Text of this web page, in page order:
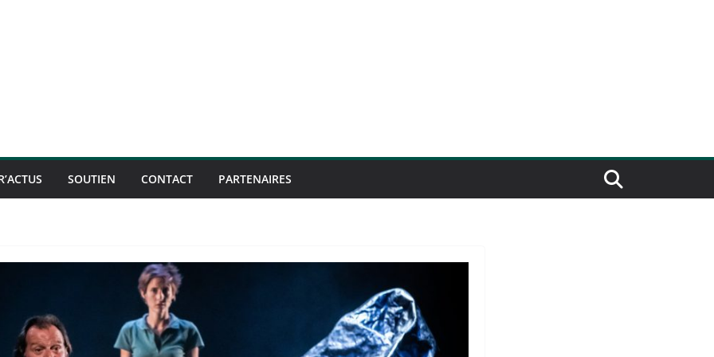
SOUTIEN CONTACT PARTENAIRES